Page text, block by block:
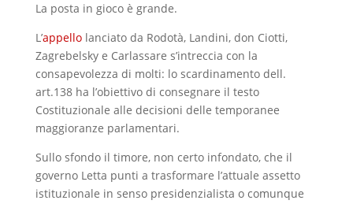
La posta in gioco è grande.
L’appello lanciato da Rodotà, Landini, don Ciotti,
Zagrebelsky e Carlassare s’intreccia con la
consapevolezza di molti: lo scardinamento dell.
art.138 ha l’obiettivo di consegnare il testo
Costituzionale alle decisioni delle temporanee
maggioranze parlamentari.
Sullo sfondo il timore, non certo infondato, che il
governo Letta punti a trasformare l’attuale assetto
istituzionale in senso presidenzialista o comunque